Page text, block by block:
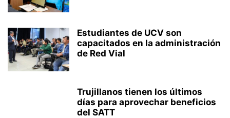
Estudiantes de UCV son
capacitados en la administración
de Red Vial
Trujillanos tienen los últimos
días para aprovechar beneficios
del SATT